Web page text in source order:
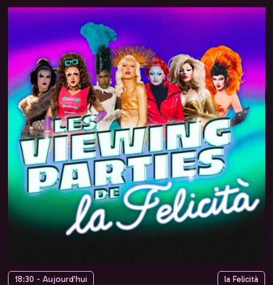
18:30 - Aujourd'hui la Felicità